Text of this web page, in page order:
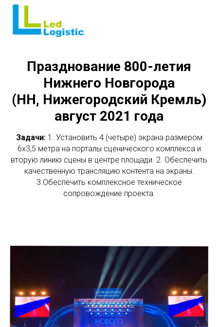
Празднование 800-летия
Нижнего Новгорода
(НН, Нижегородский Кремль)
август 2021 года
Задачи:1. Установить 4 (четыре) экрана размером
6х3,5 метра на порталы сценического комплекса и
вторую линию сцены в центре площади. 2. Обеспечить
качественную трансляцию контента на экраны.
3.Обеспечить комплексное техническое
сопровождение проекта.